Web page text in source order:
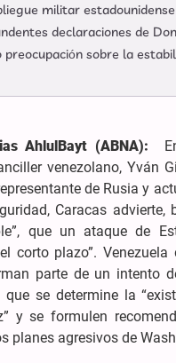
militar
declaraciones de
preocupación sobre la
AhlulBayt (ABNA):
venezolano, Yván
de Rusia y
Caracas advierte,
que un ataque de
corto plazo”. Venezuela
parte de un intento
que se determine la
y se formulen
planes agresivos de